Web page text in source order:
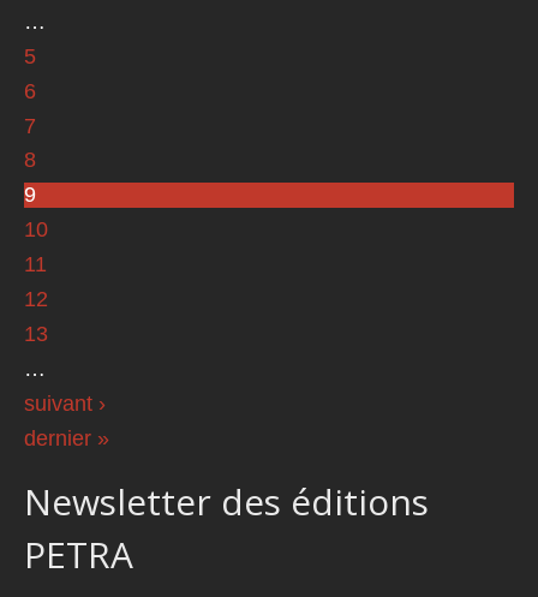
…
5
6
7
8
9
10
11
12
13
…
suivant ›
dernier »
Newsletter des éditions
PETRA